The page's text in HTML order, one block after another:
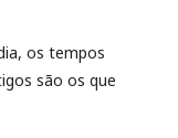
os tempos
são os que